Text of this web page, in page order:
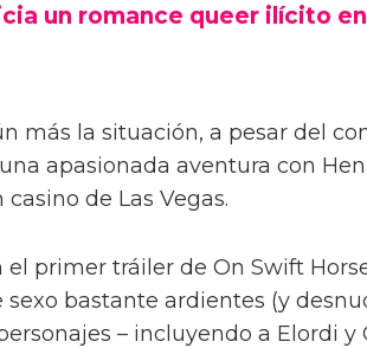
un romance queer ilícito
más la situación, a pesar del
apasionada aventura con
de Las Vegas.
el primer tráiler de On Swift
sexo bastante ardientes (y
– incluyendo a Elordi y